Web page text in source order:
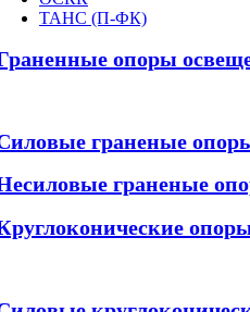
ТАНС (П-ФК)
опоры
граненые
граненые